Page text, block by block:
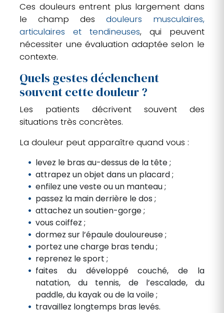
Ces douleurs entrent plus largement dans
le champ des douleurs musculaires,
articulaires et tendineuses, qui peuvent
nécessiter une évaluation adaptée selon le
contexte.
Quels gestes déclenchent
souvent cette douleur ?
Les patients décrivent souvent des
situations très concrètes.
La douleur peut apparaître quand vous :
levez le bras au-dessus de la tête ;
attrapez un objet dans un placard ;
enfilez une veste ou un manteau ;
passez la main derrière le dos ;
attachez un soutien-gorge ;
vous coiffez ;
dormez sur l’épaule douloureuse ;
portez une charge bras tendu ;
reprenez le sport ;
faites du développé couché, de la
natation, du tennis, de l’escalade, du
paddle, du kayak ou de la voile ;
travaillez longtemps bras levés.